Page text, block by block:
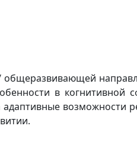
в когнитивной
возможности